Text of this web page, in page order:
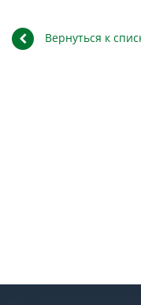
Вернуться к